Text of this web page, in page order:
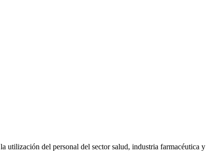
utilización del personal del sector salud, industria farmacéutica y